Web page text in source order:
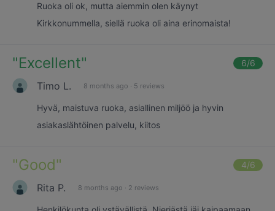
Ruoka oli ok, mutta aiemmin olen käynyt
Kirkkonummella, siellä ruoka oli aina erinomaista!
"Excellent" 6/6
Timo L. 8 months ago · 5 reviews
Hyvä, maistuva ruoka, asiallinen miljöö ja hyvin
asiakaslähtöinen palvelu, kiitos
"Good" 4/6
Rita P. 8 months ago · 2 reviews